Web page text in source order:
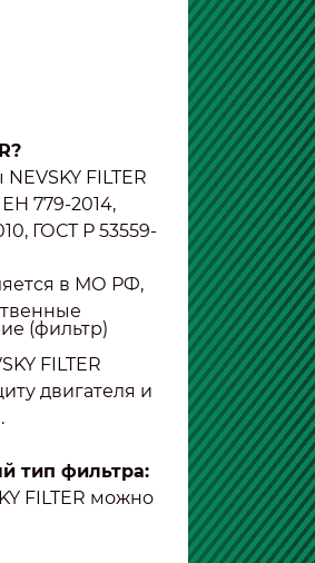
FILTER
779-2014,
ГОСТ Р 53559-
в МО РФ,
FILTER
двигателя и
тип фильтра:
FILTER можно
Это
(фильтр)